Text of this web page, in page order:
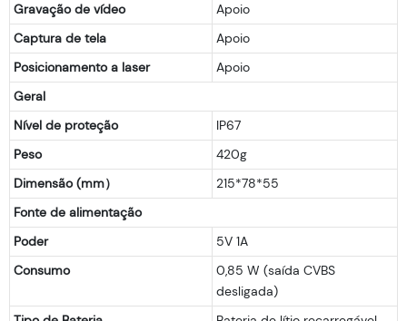
Gravação de vídeo
Apoio
Captura de tela
Apoio
Posicionamento a laser
Apoio
Geral
Nível de proteção
IP67
Peso
420g
Dimensão (mm）
215*78*55
Fonte de alimentação
Poder
5V 1A
Consumo
0,85 W (saída CVBS
desligada)